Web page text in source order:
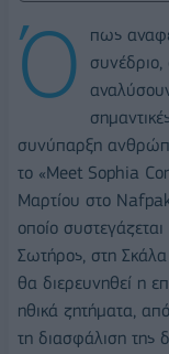
Ό
πως
συνύπαρξη
το «Meet Sophia
Μαρτίου στο
οποίο
Σωτήρος, στη
θα διερευνηθεί η
ηθικά ζητήματα,
τη διασφάλιση της